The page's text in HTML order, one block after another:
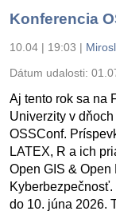
Konferencia
10.04 | 19:03 |
Dátum udalosti:
Aj tento rok sa na
Univerzity v
OSSConf.
LATEX, R a ich
Open GIS & Open
do 10. júna 2026.